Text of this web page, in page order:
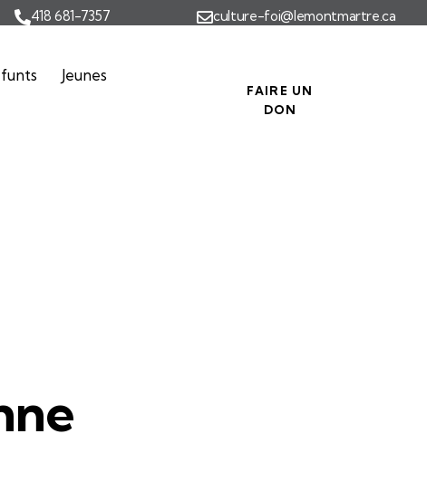
418 681-7357 culture-foi@lemontmartre.ca
Jeunes
FAIRE UN
DON